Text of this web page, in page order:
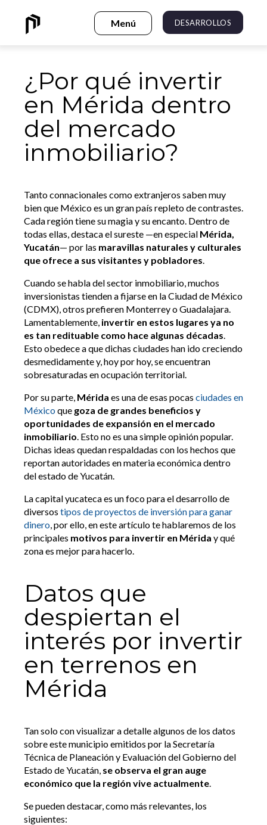
DESARROLLOS
¿Por qué invertir
en Mérida dentro
del mercado
inmobiliario?
Tanto connacionales como extranjeros saben muy
bien que México es un gran país repleto de contrastes.
Cada región tiene su magia y su encanto. Dentro de
todas ellas, destaca el sureste —en especial Mérida,
Yucatán— por las maravillas naturales y culturales
que ofrece a sus visitantes y pobladores.
Cuando se habla del sector inmobiliario, muchos
inversionistas tienden a fijarse en la Ciudad de México
(CDMX), otros prefieren Monterrey o Guadalajara.
Lamentablemente, invertir en estos lugares ya no
es tan redituable como hace algunas décadas.
Esto obedece a que dichas ciudades han ido creciendo
desmedidamente y, hoy por hoy, se encuentran
sobresaturadas en ocupación territorial.
Por su parte, Mérida es una de esas pocas ciudades en
Méxicoque goza de grandes beneficios y
oportunidades de expansión en el mercado
inmobiliario. Esto no es una simple opinión popular.
Dichas ideas quedan respaldadas con los hechos que
reportan autoridades en materia económica dentro
del estado de Yucatán.
La capital yucateca es un foco para el desarrollo de
diversos tipos de proyectos de inversión para ganar
dinero, por ello, en este artículo te hablaremos de los
principales motivos para invertir en Mérida y qué
zona es mejor para hacerlo.
Datos que
despiertan el
interés por invertir
en terrenos en
Mérida
Tan solo con visualizar a detalle algunos de los datos
sobre este municipio emitidos por la Secretaría
Técnica de Planeación y Evaluación del Gobierno del
Estado de Yucatán, se observa el gran auge
económico que la región vive actualmente.
Se pueden destacar, como más relevantes, los
siguientes: